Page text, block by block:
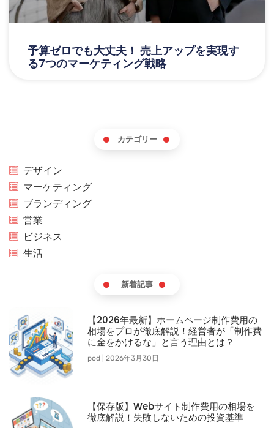
予算ゼロでも大丈夫！ 売上アップを実現す
る7つのマーケティング戦略
カテゴリー
デザイン
マーケティング
ブランディング
営業
ビジネス
生活
新着記事
【2026年最新】ホームページ制作費用の
相場をプロが徹底解説！経営者が「制作費
に金をかけるな」と言う理由とは？
pod 2026年3月30日
【保存版】Webサイト制作費用の相場を
徹底解説！失敗しないための投資基準